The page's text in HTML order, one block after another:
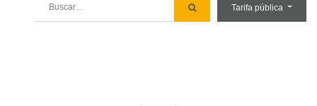
Tarifa pública